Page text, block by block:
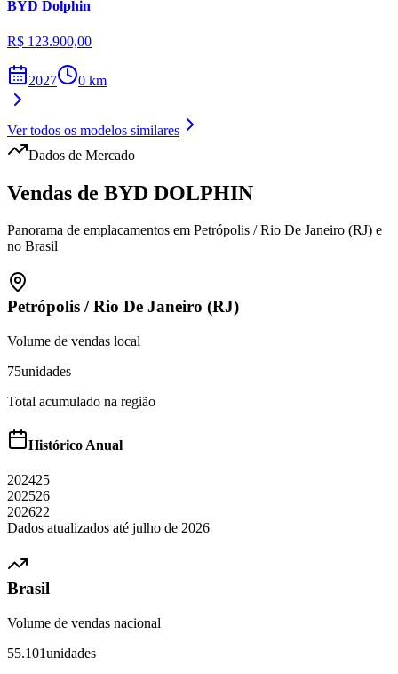
BYD Dolphin
R$ 123.900,00
2027 0 km
Ver todos os modelos similares
Dados de Mercado
Vendas de BYD DOLPHIN
Panorama de emplacamentos em Petrópolis / Rio De Janeiro (RJ) e
no Brasil
Petrópolis /Rio De Janeiro (RJ)
Volume de vendas local
75unidades
Total acumulado na região
Histórico Anual
202425
202526
202622
Dados atualizados até julho de 2026
Brasil
Volume de vendas nacional
55.101unidades